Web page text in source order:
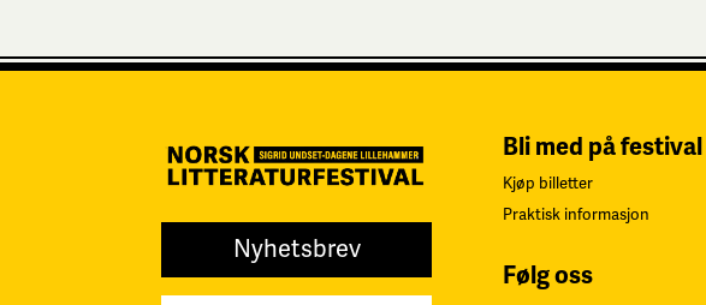
Nyhetsbrev
Bli med på festival
Kjøp billetter
Praktisk informasjon
Følg oss